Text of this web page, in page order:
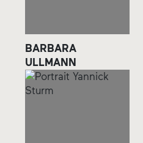
BARBARA
ULLMANN